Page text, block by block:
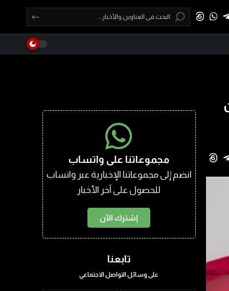
مجموعاتنا على واتساب
انضم إلى مجموعاتنا الإخبارية عبر واتساب
للحصول على آخر الأخبار
إشترك الآن
تابعنا
على وسائل التواصل الاجتماعي